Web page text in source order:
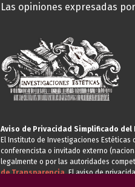
Las opiniones expresadas
Aviso de Privacidad Simplificado
El Instituto de Investigaciones
conferencista o invitado externo
legalmente o por las autoridades
de Transparencia.El aviso de